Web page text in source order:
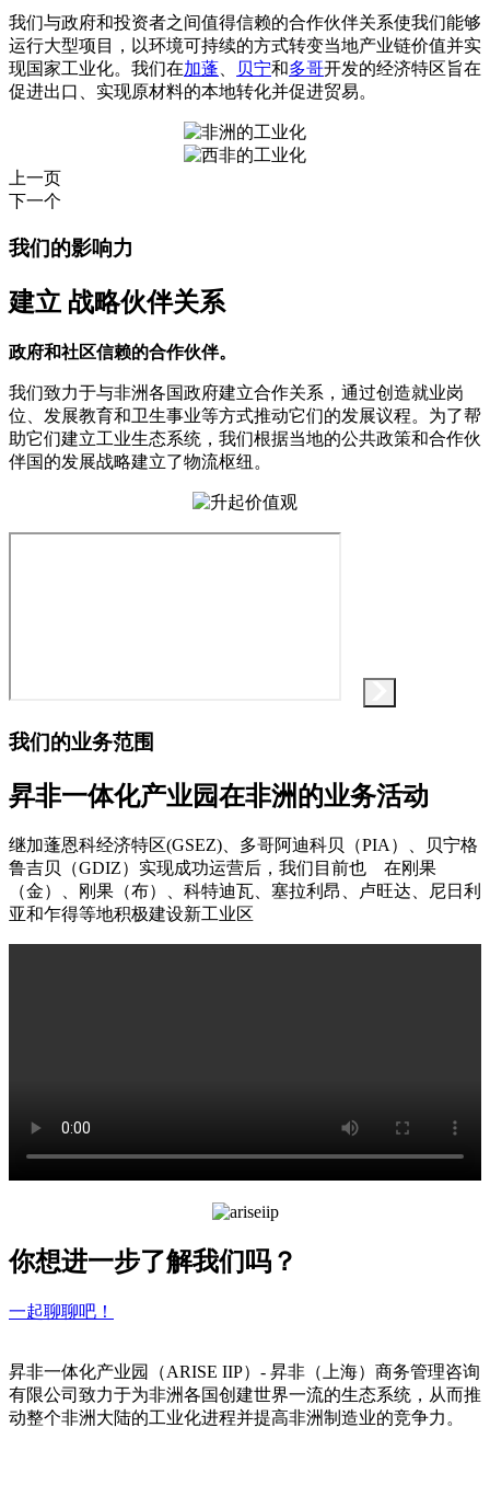
我们与政府和投资者之间值得信赖的合作伙伴关系使我们能够
运行大型项目，以环境可持续的方式转变当地产业链价值并实
现国家工业化。我们在加蓬 贝宁和多哥开发的经济特区旨在
促进出口、实现原材料的本地转化并促进贸易。
上一页
下一个
我们的影响力
建立 战略伙伴关系
政府和社区信赖的合作伙伴。
我们致力于与非洲各国政府建立合作关系，通过创造就业岗
位、发展教育和卫生事业等方式推动它们的发展议程。为了帮
助它们建立工业生态系统，我们根据当地的公共政策和合作伙
伴国的发展战略建立了物流枢纽。
我们的业务范围
昇非一体化产业园在非洲的业务活动
继加蓬恩科经济特区(GSEZ)、多哥阿迪科贝（PIA）、贝宁格
鲁吉贝（GDIZ）实现成功运营后，我们目前也 在刚果
（金）、刚果（布）、科特迪瓦、塞拉利昂、卢旺达、尼日利
亚和乍得等地积极建设新工业区
你想进一步了解我们吗？
一起聊聊吧！
昇非一体化产业园（ARISE IIP）- 昇非（上海）商务管理咨询
有限公司致力于为非洲各国创建世界一流的生态系统，从而推
动整个非洲大陆的工业化进程并提高非洲制造业的竞争力。